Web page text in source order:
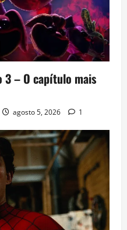
3 – O capítulo mais
agosto 5, 2026 1